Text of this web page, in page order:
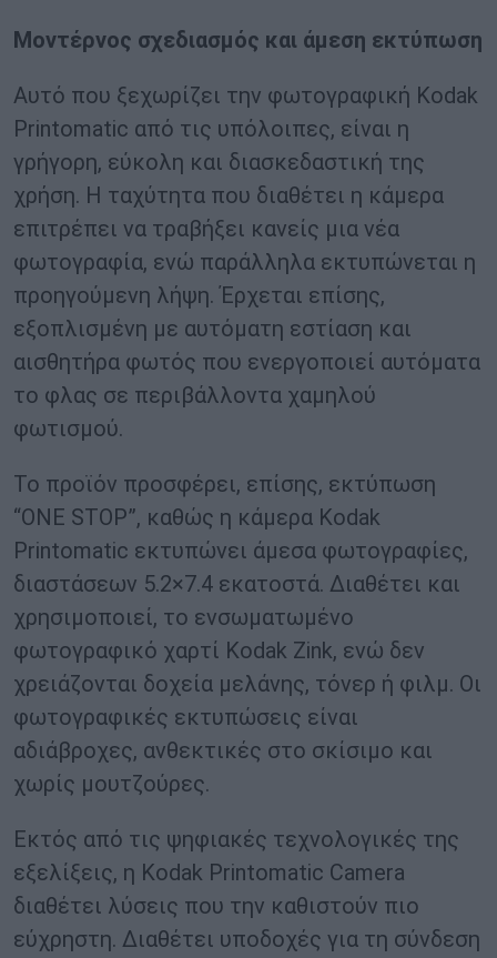
Μοντέρνος σχεδιασμός και άμεση εκτύπωση
Αυτό που ξεχωρίζει την φωτογραφική Kodak
Printomatic από τις υπόλοιπες, είναι η
γρήγορη, εύκολη και διασκεδαστική της
χρήση. Η ταχύτητα που διαθέτει η κάμερα
επιτρέπει να τραβήξει κανείς μια νέα
φωτογραφία, ενώ παράλληλα εκτυπώνεται η
προηγούμενη λήψη. Έρχεται επίσης,
εξοπλισμένη με αυτόματη εστίαση και
αισθητήρα φωτός που ενεργοποιεί αυτόματα
το φλας σε περιβάλλοντα χαμηλού
φωτισμού.
Το προϊόν προσφέρει, επίσης, εκτύπωση
“ONE STOP”, καθώς η κάμερα Kodak
Printomatic εκτυπώνει άμεσα φωτογραφίες,
διαστάσεων 5.2×7.4 εκατοστά. Διαθέτει και
χρησιμοποιεί, το ενσωματωμένο
φωτογραφικό χαρτί Kodak Zink, ενώ δεν
χρειάζονται δοχεία μελάνης, τόνερ ή φιλμ. Οι
φωτογραφικές εκτυπώσεις είναι
αδιάβροχες, ανθεκτικές στο σκίσιμο και
χωρίς μουτζούρες.
Εκτός από τις ψηφιακές τεχνολογικές της
εξελίξεις, η Kodak Printomatic Camera
διαθέτει λύσεις που την καθιστούν πιο
εύχρηστη. Διαθέτει υποδοχές για τη σύνδεση